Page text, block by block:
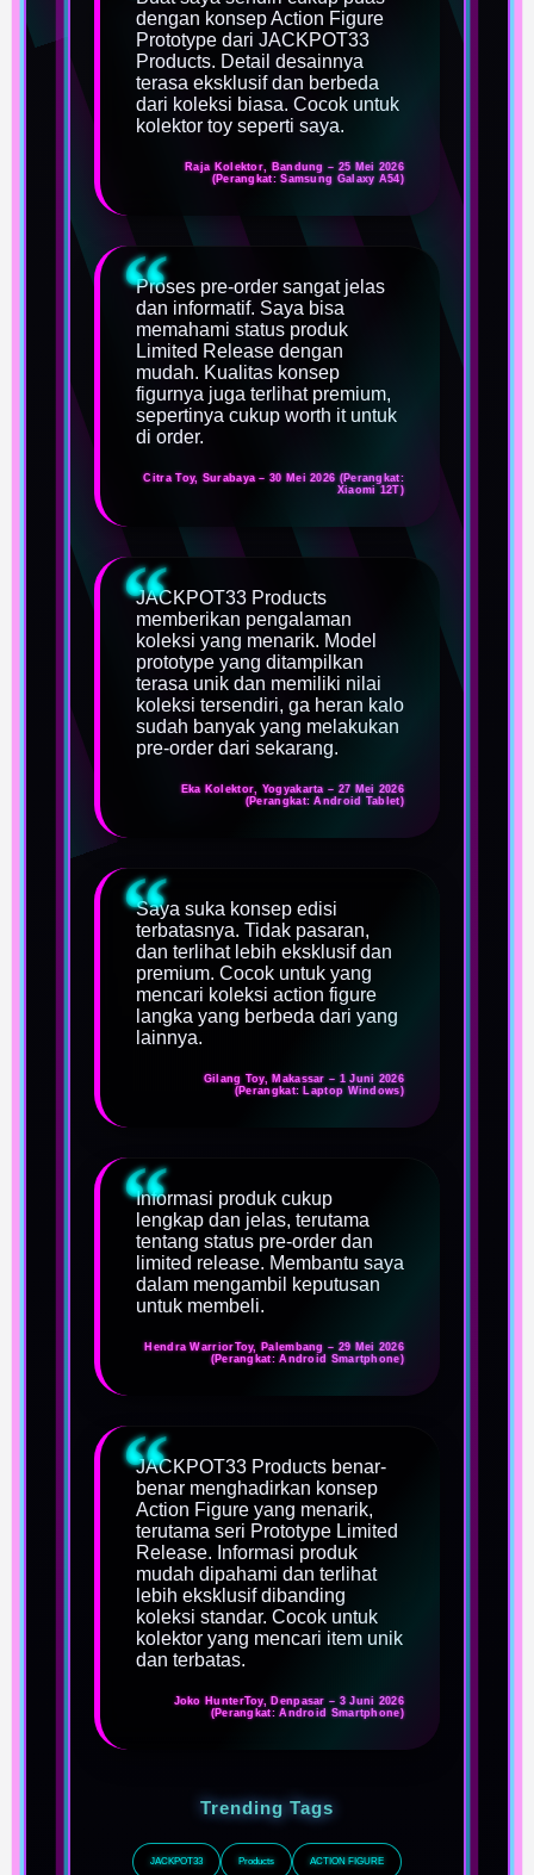
dengan konsep Action Figure
Prototype dari JACKPOT33
Products. Detail desainnya
terasa eksklusif dan berbeda
dari koleksi biasa. Cocok untuk
kolektor toy seperti saya.
Raja Kolektor, Bandung – 25 Mei 2026
(Perangkat: Samsung Galaxy A54)
Proses pre-order sangat jelas
dan informatif. Saya bisa
memahami status produk
Limited Release dengan
mudah. Kualitas konsep
figurnya juga terlihat premium,
sepertinya cukup worth it untuk
di order.
Citra Toy, Surabaya – 30 Mei 2026 (Perangkat:
Xiaomi 12T)
JACKPOT33 Products
memberikan pengalaman
koleksi yang menarik. Model
prototype yang ditampilkan
terasa unik dan memiliki nilai
koleksi tersendiri, ga heran kalo
sudah banyak yang melakukan
pre-order dari sekarang.
Eka Kolektor, Yogyakarta – 27 Mei 2026
(Perangkat: Android Tablet)
Saya suka konsep edisi
terbatasnya. Tidak pasaran,
dan terlihat lebih eksklusif dan
premium. Cocok untuk yang
mencari koleksi action figure
langka yang berbeda dari yang
lainnya.
Gilang Toy, Makassar – 1 Juni 2026
(Perangkat: Laptop Windows)
Informasi produk cukup
lengkap dan jelas, terutama
tentang status pre-order dan
limited release. Membantu saya
dalam mengambil keputusan
untuk membeli.
Hendra WarriorToy, Palembang – 29 Mei 2026
(Perangkat: Android Smartphone)
JACKPOT33 Products benar-
benar menghadirkan konsep
Action Figure yang menarik,
terutama seri Prototype Limited
Release. Informasi produk
mudah dipahami dan terlihat
lebih eksklusif dibanding
koleksi standar. Cocok untuk
kolektor yang mencari item unik
dan terbatas.
Joko HunterToy, Denpasar – 3 Juni 2026
(Perangkat: Android Smartphone)
Trending Tags
JACKPOT33 Products ACTION FIGURE